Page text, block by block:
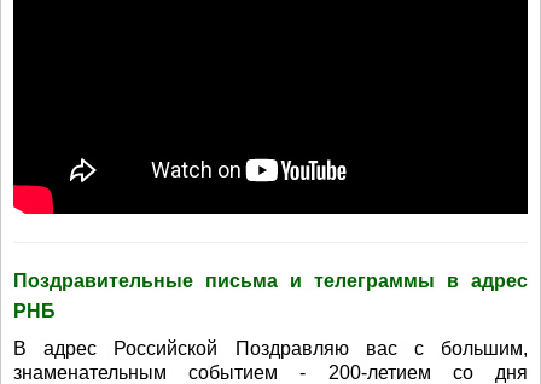
Поздравительные письма и телеграммы в адрес
РНБ
В адрес Российской Поздравляю вас с большим,
знаменательным событием - 200-летием со дня